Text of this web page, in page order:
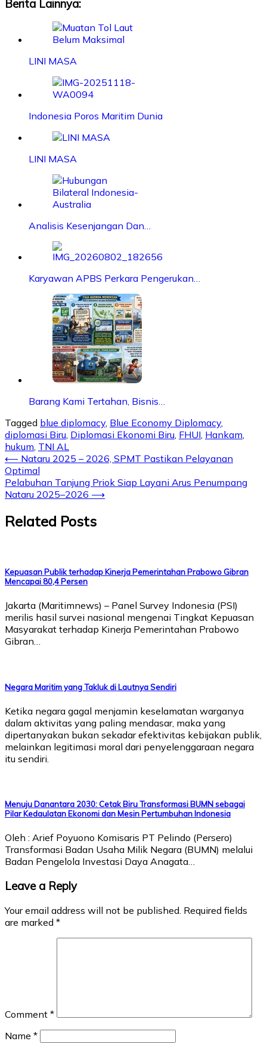
Berita Lainnya:
LINI MASA
Indonesia Poros Maritim Dunia
LINI MASA
Analisis Kesenjangan Dan…
Karyawan APBS Perkara Pengerukan…
Barang Kami Tertahan, Bisnis…
Tagged blue diplomacy, Blue Economy Diplomacy,
diplomasi Biru, Diplomasi Ekonomi Biru, FHUI, Hankam,
hukum, TNI AL
Post
navigation
⟵ Nataru 2025 – 2026, SPMT Pastikan Pelayanan
Optimal
Pelabuhan Tanjung Priok Siap Layani Arus Penumpang
Nataru 2025–2026 ⟶
Related Posts
Kepuasan Publik terhadap Kinerja Pemerintahan Prabowo Gibran
Mencapai 80,4 Persen
Jakarta (Maritimnews) – Panel Survey Indonesia (PSI)
merilis hasil survei nasional mengenai Tingkat Kepuasan
Masyarakat terhadap Kinerja Pemerintahan Prabowo
Gibran…
Negara Maritim yang Takluk di Lautnya Sendiri
Ketika negara gagal menjamin keselamatan warganya
dalam aktivitas yang paling mendasar, maka yang
dipertanyakan bukan sekadar efektivitas kebijakan publik,
melainkan legitimasi moral dari penyelenggaraan negara
itu sendiri.
Menuju Danantara 2030: Cetak Biru Transformasi BUMN sebagai
Pilar Kedaulatan Ekonomi dan Mesin Pertumbuhan Indonesia
Oleh : Arief Poyuono Komisaris PT Pelindo (Persero)
Transformasi Badan Usaha Milik Negara (BUMN) melalui
Badan Pengelola Investasi Daya Anagata…
Leave a Reply
Your email address will not be published. Required fields
are marked *
Comment *
Name *